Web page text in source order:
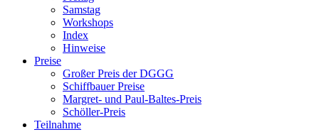
Samstag
Workshops
Index
Hinweise
Preise
Großer Preis der DGGG
Schiffbauer Preise
Margret- und Paul-Baltes-Preis
Schöller-Preis
Teilnahme